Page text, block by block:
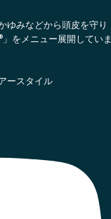
ゆみなどから頭皮を守り
をメニュー展開していま
ースタイル